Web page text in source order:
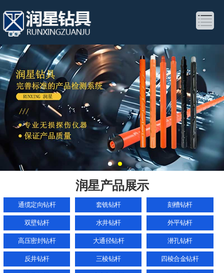
润星产品展示
通缆定向钻杆 套铣钻杆 刻槽钻杆
双壁钻杆 水井钻杆 外平钻杆
高压密封钻杆 大通径钻杆 潜孔钻杆
反井钻杆 三棱钻杆 四棱合金钻杆